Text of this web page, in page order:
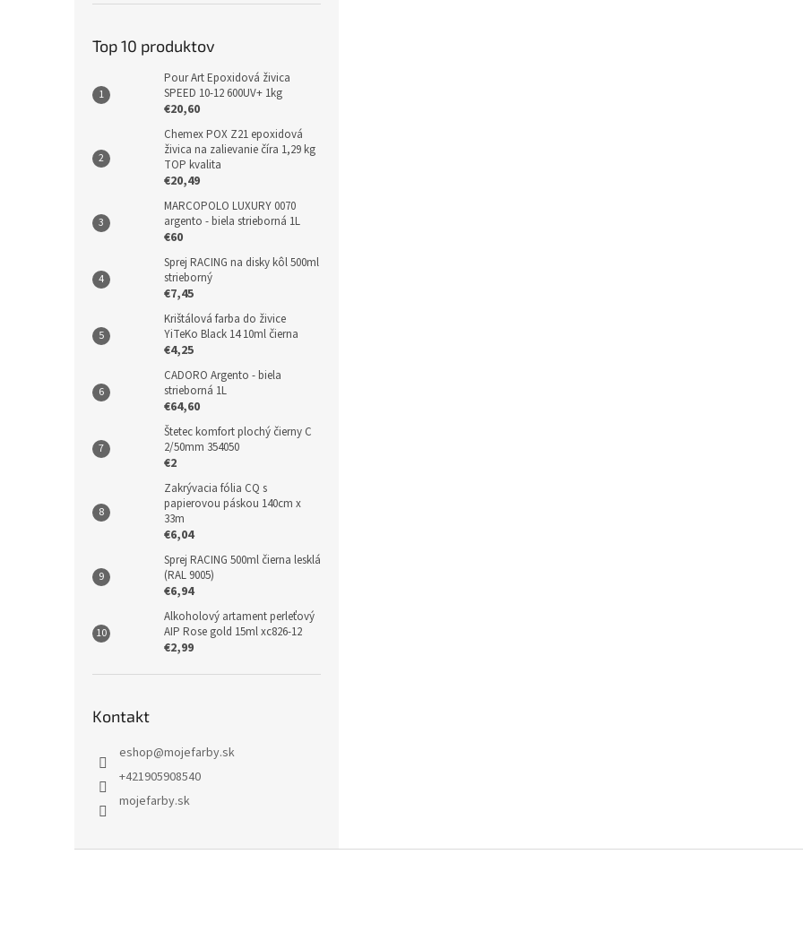
Top 10 produktov
Pour Art Epoxidová živica
SPEED 10-12 600UV+ 1kg
€20,60
Chemex POX Z21 epoxidová
živica na zalievanie číra 1,29 kg
TOP kvalita
€20,49
MARCOPOLO LUXURY 0070
argento - biela strieborná 1L
€60
Sprej RACING na disky kôl 500ml
strieborný
€7,45
Krištálová farba do živice
YiTeKo Black 14 10ml čierna
€4,25
CADORO Argento - biela
strieborná 1L
€64,60
Štetec komfort plochý čierny C
2/50mm 354050
€2
Zakrývacia fólia CQ s
papierovou páskou 140cm x
33m
€6,04
Sprej RACING 500ml čierna lesklá
(RAL 9005)
€6,94
Alkoholový artament perleťový
AIP Rose gold 15ml xc826-12
€2,99
Kontakt
eshop@mojefarby.sk
+421905908540
mojefarby.sk